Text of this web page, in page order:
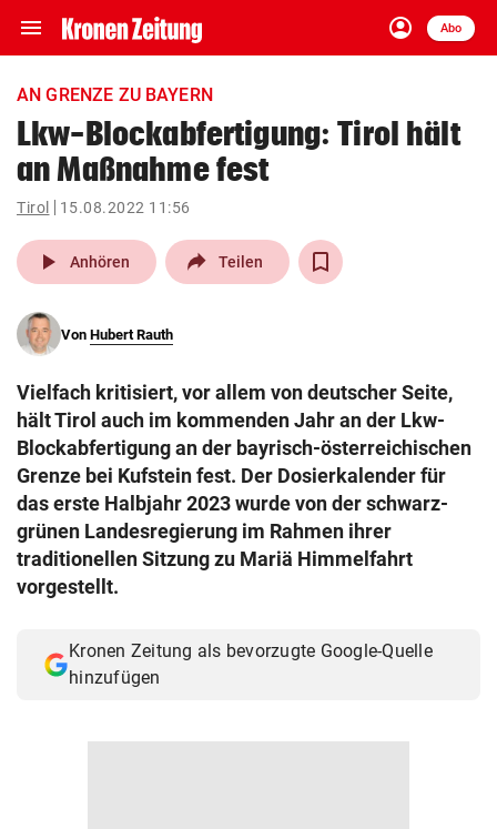
menu Navigation
ein-/ausklappen
account_circle
Anmelden
Abo
close Schließen
account_circle Anmelden
pin_drop
Wien arrow_right
search
eingeben
© Krone Multimedia GmbH & Co KG 2026
Muthgasse 2, 1190 Wien
AN GRENZE ZU BAYERN
Lkw-Blockabfertigung: Tirol hält
an Maßnahme fest
Tirol 15.08.2022 11:56
play_arrow Anhören Teilen
Von Hubert Rauth
Vielfach kritisiert, vor allem von deutscher Seite,
hält Tirol auch im kommenden Jahr an der Lkw-
Blockabfertigung an der bayrisch-österreichischen
Grenze bei Kufstein fest. Der Dosierkalender für
das erste Halbjahr 2023 wurde von der schwarz-
grünen Landesregierung im Rahmen ihrer
traditionellen Sitzung zu Mariä Himmelfahrt
vorgestellt.
Kronen Zeitung als bevorzugte Google-Quelle
hinzufügen